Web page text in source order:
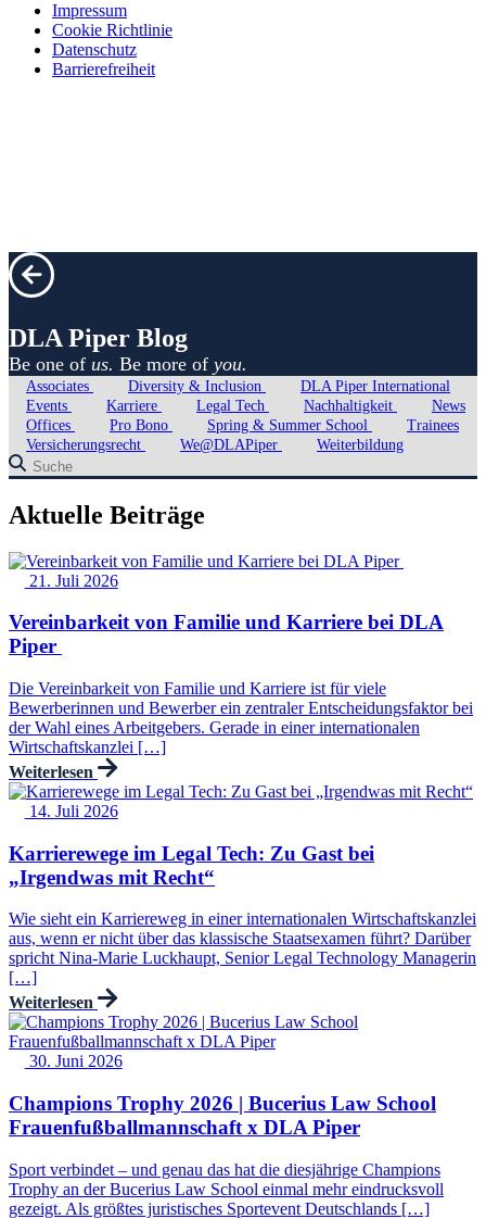
Impressum
Cookie Richtlinie
Datenschutz
Barrierefreiheit
DLA Piper Blog
Be one of us. Be more of you.
Associates Diversity & Inclusion
DLA Piper International
Events
Karriere Legal Tech Nachhaltigkeit
News
Offices
Pro Bono Spring & Summer School
Trainees
Versicherungsrecht
We@DLAPiper Weiterbildung
Aktuelle Beiträge
21. Juli 2026
Vereinbarkeit von Familie und Karriere bei DLA
Piper
Die Vereinbarkeit von Familie und Karriere ist für viele
Bewerberinnen und Bewerber ein zentraler Entscheidungsfaktor bei
der Wahl eines Arbeitgebers. Gerade in einer internationalen
Wirtschaftskanzlei […]
Weiterlesen
14. Juli 2026
Karrierewege im Legal Tech: Zu Gast bei
„Irgendwas mit Recht“
Wie sieht ein Karriereweg in einer internationalen Wirtschaftskanzlei
aus, wenn er nicht über das klassische Staatsexamen führt? Darüber
spricht Nina-Marie Luckhaupt, Senior Legal Technology Managerin
[…]
Weiterlesen
30. Juni 2026
Champions Trophy 2026 | Bucerius Law School
Frauenfußballmannschaft x DLA Piper
Sport verbindet – und genau das hat die diesjährige Champions
Trophy an der Bucerius Law School einmal mehr eindrucksvoll
gezeigt. Als größtes juristisches Sportevent Deutschlands […]